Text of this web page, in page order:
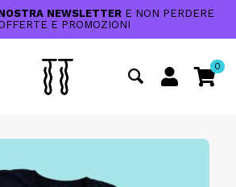
NEWSLETTERE NON PERDERE
E PROMOZIONI
0